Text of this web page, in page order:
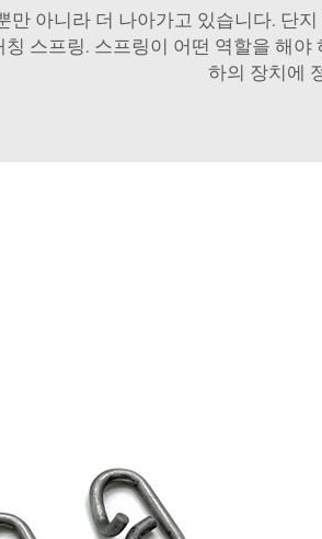
만 아니라 더 나아가고 있습니다. 단
칭 스프링. 스프링이 어떤 역할을 해
하의 장치에